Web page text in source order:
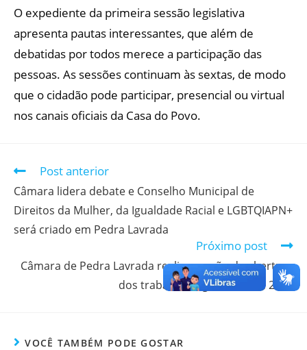
O expediente da primeira sessão legislativa
apresenta pautas interessantes, que além de
debatidas por todos merece a participação das
pessoas. As sessões continuam às sextas, de modo
que o cidadão pode participar, presencial ou virtual
nos canais oficiais da Casa do Povo.
Post anterior
Câmara lidera debate e Conselho Municipal de
Direitos da Mulher, da Igualdade Racial e LGBTQIAPN+
será criado em Pedra Lavrada
Próximo post
Câmara de Pedra Lavrada realiza sessão de abertura
dos trabalhos legislativos de 2025
VOCÊ TAMBÉM PODE GOSTAR